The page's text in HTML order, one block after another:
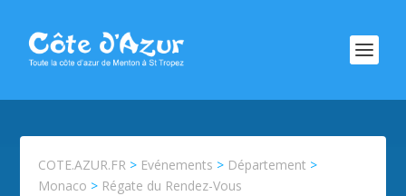
COTE.AZUR.FR > Evénements > Département >
Monaco > Régate du Rendez-Vous